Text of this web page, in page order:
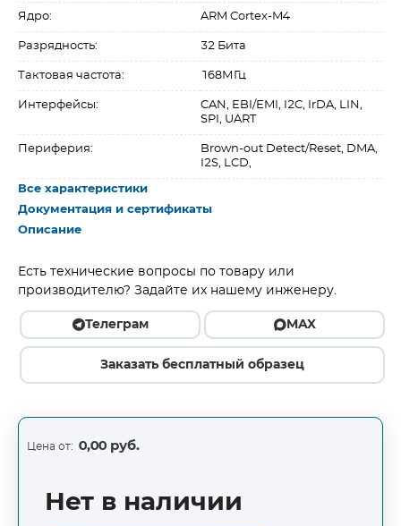
Ядро: ARM Cortex-M4
Разрядность: 32 Бита
Тактовая частота: 168МГц
Интерфейсы:
CAN, EBI/EMI, I2C, IrDA, LIN,
SPI, UART
Периферия:
Brown-out Detect/Reset, DMA,
I2S, LCD,
Все характеристики
Документация и сертификаты
Описание
Есть технические вопросы по товару или
производителю? Задайте их нашему инженеру.
Телеграм MAX
Заказать бесплатный образец
Цена от: 0,00 руб.
Нет в наличии